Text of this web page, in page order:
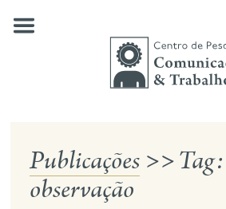
quem somos
nossas pesquisas
Publicações >>Tag:
observação